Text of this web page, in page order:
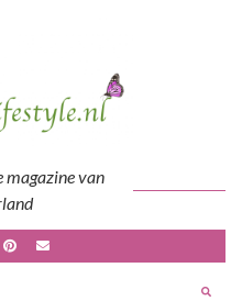
magazine van